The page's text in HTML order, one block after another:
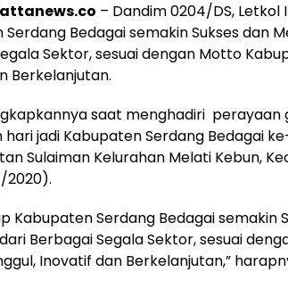
– Dandim 0204/DS,
Bedagai semakin Sukses dan
Sektor, sesuai dengan Motto
Berkelanjutan.
saat menghadiri
jadi Kabupaten Serdang Bedagai
Sulaiman Kelurahan Melati Kebun,
2020).
Kabupaten Serdang Bedagai semakin
Berbagai Segala Sektor, sesuai
Inovatif dan Berkelanjutan,”